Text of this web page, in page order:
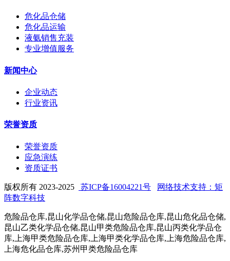
危化品仓储
危化品运输
液氨销售充装
专业增值服务
新闻中心
企业动态
行业资讯
荣誉资质
荣誉资质
应急演练
资质证书
版权所有 2023-2025 苏ICP备16004221号
网络技术支持：矩
阵数字科技
危险品仓库,昆山化学品仓储,昆山危险品仓库,昆山危化品仓储,
昆山乙类化学品仓储,昆山甲类危险品仓库,昆山丙类化学品仓
库,上海甲类危险品仓库,上海甲类化学品仓库,上海危险品仓库,
上海危化品仓库,苏州甲类危险品仓库